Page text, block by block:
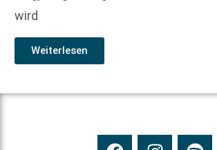
wird
Weiterlesen